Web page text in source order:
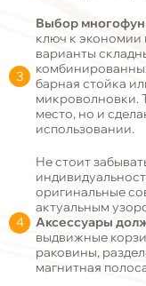
Выбор
ключ к экономии
варианты
барная стойка
микроволновки.
место, но и
использовании.
Не стоит
оригинальные
актуальным
Аксессуары
выдвижные
раковины,
магнитная